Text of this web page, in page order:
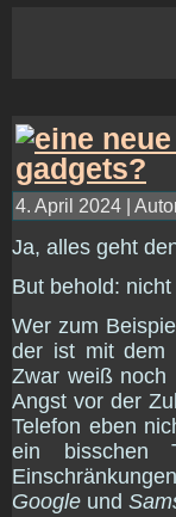
4. April 2024 |
Ja, alles geht
But behold:
Wer zum
der ist mit dem
Zwar weiß noch
Angst vor der
Telefon eben
ein bisschen
Google und